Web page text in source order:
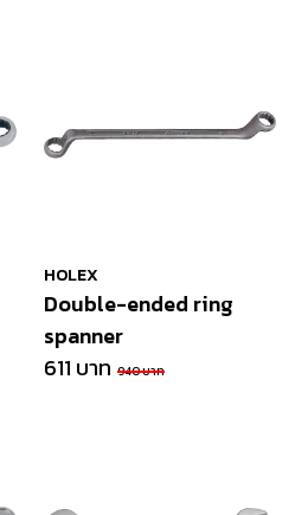
HOLEX
Double-ended ring
spanner
611 บาท 940 บาท